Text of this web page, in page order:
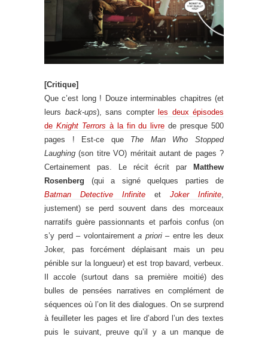
[Critique]
Que c’est long ! Douze interminables chapitres (et
leurs back-ups), sans compter les deux épisodes
de Knight Terrors à la fin du livre de presque 500
pages ! Est-ce que The Man Who Stopped
Laughing (son titre VO) méritait autant de pages ?
Certainement pas. Le récit écrit par Matthew
Rosenberg (qui a signé quelques parties de
Batman Detective Infinite et Joker Infinite
justement) se perd souvent dans des morceaux
narratifs guère passionnants et parfois confus (on
s’y perd – volontairementa priori– entre les deux
Joker, pas forcément déplaisant mais un peu
pénible sur la longueur) et est trop bavard, verbeux.
Il accole (surtout dans sa première moitié) des
bulles de pensées narratives en complément de
séquences où l’on lit des dialogues. On se surprend
à feuilleter les pages et lire d’abord l’un des textes
puis le suivant, preuve qu’il y a un manque de